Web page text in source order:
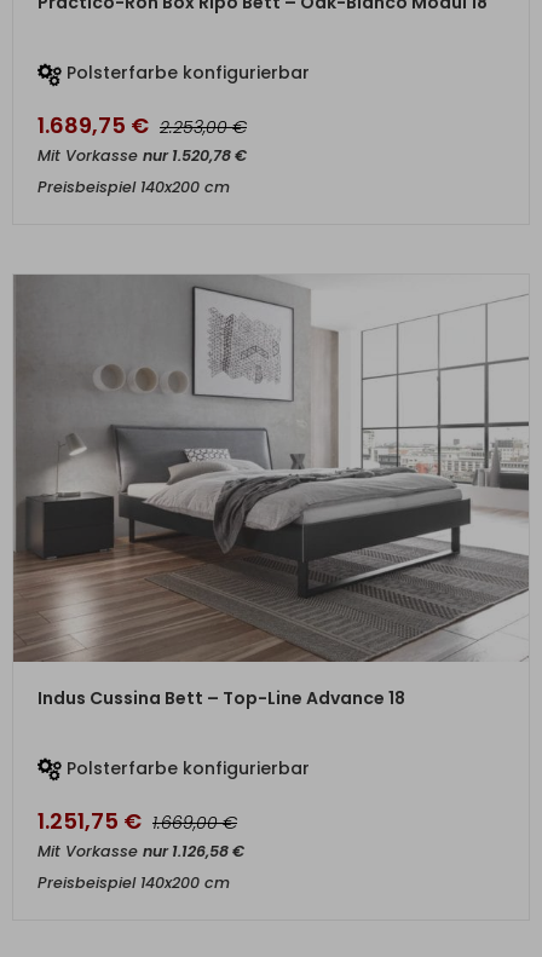
Polsterfarbe konfigurierbar
1.689,75 € 2.253,00€
Mit Vorkasse nur1.520,78€
Preisbeispiel 140x200 cm
ZUM PRODUKT
Indus Cussina Bett – Top-Line Advance 18
Polsterfarbe konfigurierbar
1.251,75 € 1.669,00€
Mit Vorkasse nur1.126,58€
Preisbeispiel 140x200 cm